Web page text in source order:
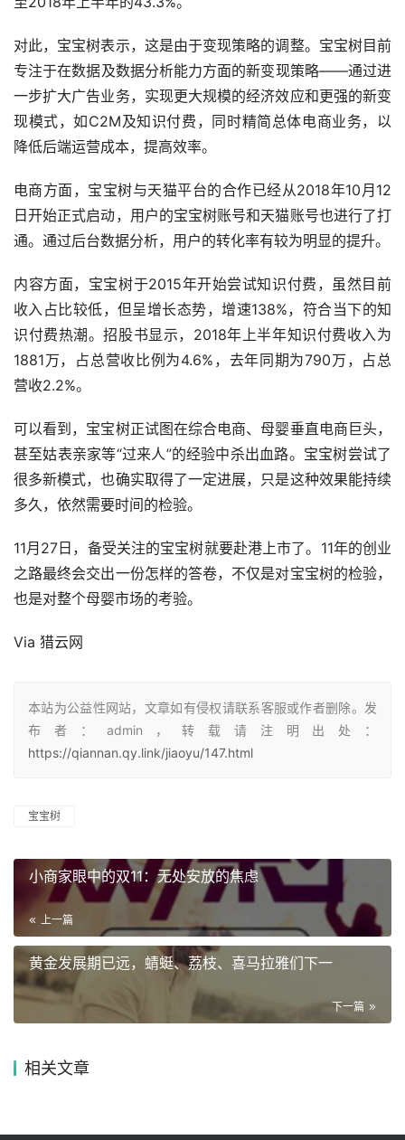
对此，宝宝树表示，这是由于变现策略的调整。宝宝树目前
专注于在数据及数据分析能力方面的新变现策略——通过进
一步扩大广告业务，实现更大规模的经济效应和更强的新变
现模式，如C2M及知识付费，同时精简总体电商业务，以
降低后端运营成本，提高效率。
电商方面，宝宝树与天猫平台的合作已经从2018年10月12
日开始正式启动，用户的宝宝树账号和天猫账号也进行了打
通。通过后台数据分析，用户的转化率有较为明显的提升。
内容方面，宝宝树于2015年开始尝试知识付费，虽然目前
收入占比较低，但呈增长态势，增速138%，符合当下的知
识付费热潮。招股书显示，2018年上半年知识付费收入为
1881万，占总营收比例为4.6%，去年同期为790万，占总
营收2.2%。
可以看到，宝宝树正试图在综合电商、母婴垂直电商巨头，
甚至姑表亲家等“过来人”的经验中杀出血路。宝宝树尝试了
很多新模式，也确实取得了一定进展，只是这种效果能持续
多久，依然需要时间的检验。
11月27日，备受关注的宝宝树就要赴港上市了。11年的创业
之路最终会交出一份怎样的答卷，不仅是对宝宝树的检验，
也是对整个母婴市场的考验。
Via 猎云网
本站为公益性网站，文章如有侵权请联系客服或作者删除。发
布者：admin，转载请注明出处：
https://qiannan.qy.link/jiaoyu/147.html
宝宝树
小商家眼中的双11：无处安放的焦虑
上一篇
黄金发展期已远，蜻蜓、荔枝、喜马拉雅们下一
下一篇
相关文章